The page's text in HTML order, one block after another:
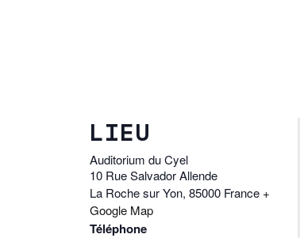
LIEU
Auditorium du Cyel
10 Rue Salvador Allende
La Roche sur Yon, 85000 France +
Google Map
Téléphone